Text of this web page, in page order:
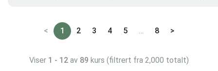
< 1 2 3 4 5 8 >
Viser 1 - 12 av 89 kurs (filtrert fra 2,000 totalt)